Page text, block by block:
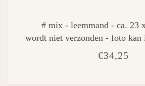
# mix - leemmand - ca. 23
wordt niet verzonden - foto kan
€34,25